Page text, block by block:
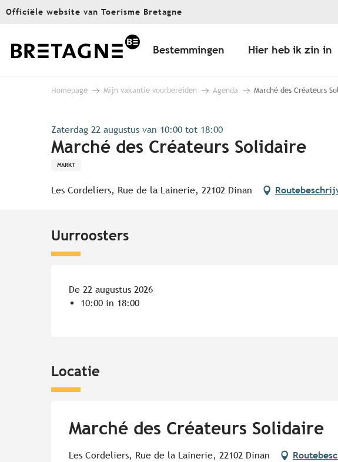
Aller
principal
Officiële website van Toerisme Bretagne
Bestemmingen Hier heb ik zin in
Homepage Mijn vakantie voorbereiden Agenda Marché des Créateurs
Zaterdag 22 augustus van 10:00 tot 18:00
Marché des Créateurs Solidaire
MARKT
Les Cordeliers, Rue de la Lainerie, 22102 Dinan
Uurroosters
De 22 augustus 2026
10:00 in 18:00
Locatie
Marché des Créateurs Solidaire
Les Cordeliers, Rue de la Lainerie, 22102 Dinan